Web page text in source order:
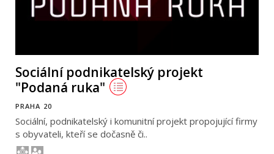
Sociální podnikatelský projekt
"Podaná ruka"
PRAHA 20
Sociální, podnikatelský i komunitní projekt propojující firmy
s obyvateli, kteří se dočasně či..